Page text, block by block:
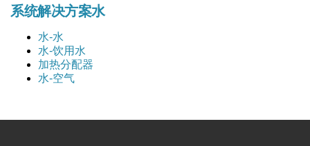
系统解决方案水
水-水
水-饮用水
加热分配器
水-空气